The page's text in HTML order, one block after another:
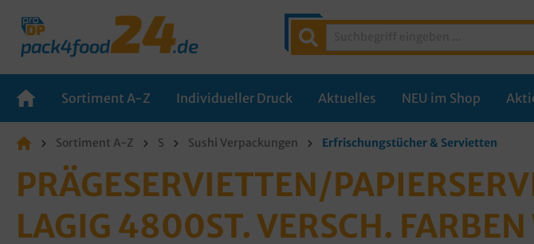
Sortiment A-Z Individueller Druck Aktuelles NEU im Shop
Sortiment A-Z S Sushi Verpackungen Erfrischungstücher & Servietten
PRÄGESERVIETTEN/
LAGIG 4800ST. VERSCH.